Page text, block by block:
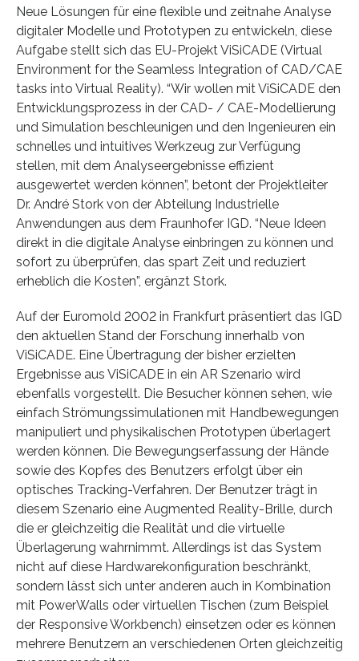
Neue Lösungen für eine flexible und zeitnahe Analyse
digitaler Modelle und Prototypen zu entwickeln, diese
Aufgabe stellt sich das EU-Projekt ViSiCADE (Virtual
Environment for the Seamless Integration of CAD/CAE
tasks into Virtual Reality). “Wir wollen mit ViSiCADE den
Entwicklungsprozess in der CAD- / CAE-Modellierung
und Simulation beschleunigen und den Ingenieuren ein
schnelles und intuitives Werkzeug zur Verfügung
stellen, mit dem Analyseergebnisse effizient
ausgewertet werden können”, betont der Projektleiter
Dr. André Stork von der Abteilung Industrielle
Anwendungen aus dem Fraunhofer IGD. “Neue Ideen
direkt in die digitale Analyse einbringen zu können und
sofort zu überprüfen, das spart Zeit und reduziert
erheblich die Kosten”, ergänzt Stork.
Auf der Euromold 2002 in Frankfurt präsentiert das IGD
den aktuellen Stand der Forschung innerhalb von
ViSiCADE. Eine Übertragung der bisher erzielten
Ergebnisse aus ViSiCADE in ein AR Szenario wird
ebenfalls vorgestellt. Die Besucher können sehen, wie
einfach Strömungssimulationen mit Handbewegungen
manipuliert und physikalischen Prototypen überlagert
werden können. Die Bewegungserfassung der Hände
sowie des Kopfes des Benutzers erfolgt über ein
optisches Tracking-Verfahren. Der Benutzer trägt in
diesem Szenario eine Augmented Reality-Brille, durch
die er gleichzeitig die Realität und die virtuelle
Überlagerung wahrnimmt. Allerdings ist das System
nicht auf diese Hardwarekonfiguration beschränkt,
sondern lässt sich unter anderen auch in Kombination
mit PowerWalls oder virtuellen Tischen (zum Beispiel
der Responsive Workbench) einsetzen oder es können
mehrere Benutzern an verschiedenen Orten gleichzeitig